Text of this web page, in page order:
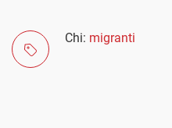
Chi: migranti